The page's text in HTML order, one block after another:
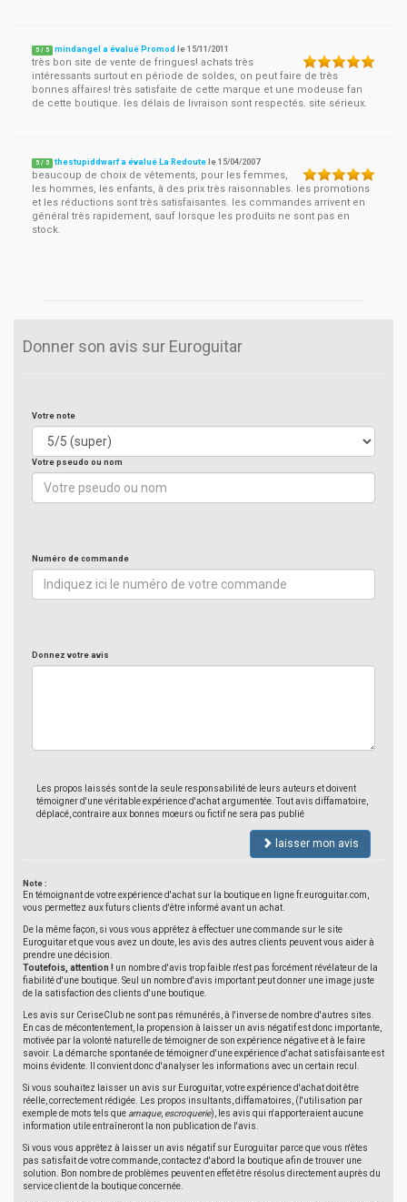
5 / 5 mindangel a évalué Promod le15/11/2011
très bon site de vente de fringues! achats très
intéressants surtout en période de soldes, on peut faire de très
bonnes affaires! très satisfaite de cette marque et une modeuse fan
de cette boutique. les délais de livraison sont respectés. site sérieux.
5 / 5 thestupiddwarf a évalué La Redoute le15/04/2007
beaucoup de choix de vêtements, pour les femmes,
les hommes, les enfants, à des prix très raisonnables. les promotions
et les réductions sont très satisfaisantes. les commandes arrivent en
général très rapidement, sauf lorsque les produits ne sont pas en
stock.
Donner son avis sur Euroguitar
Votre note
Votre pseudo ou nom
Numéro de commande
Donnez votre avis
Les propos laissés sont de la seule responsabilité de leurs auteurs et doivent
témoigner d'une véritable expérience d'achat argumentée. Tout avis diffamatoire,
déplacé, contraire aux bonnes moeurs ou fictif ne sera pas publié
laisser mon avis
Note :
En témoignant de votre expérience d'achat sur la boutique en ligne fr.euroguitar.com,
vous permettez aux futurs clients d'être informé avant un achat.
De la même façon, si vous vous apprêtez à effectuer une commande sur le site
Euroguitar et que vous avez un doute, les avis des autres clients peuvent vous aider à
prendre une décision.
Toutefois, attention ! un nombre d'avis trop faible n'est pas forcément révélateur de la
fiabilité d'une boutique. Seul un nombre d'avis important peut donner une image juste
de la satisfaction des clients d'une boutique.
Les avis sur CeriseClub ne sont pas rémunérés, à l'inverse de nombre d'autres sites.
En cas de mécontentement, la propension à laisser un avis négatif est donc importante,
motivée par la volonté naturelle de témoigner de son expérience négative et à le faire
savoir. La démarche spontanée de témoigner d'une expérience d'achat satisfaisante est
moins évidente. Il convient donc d'analyser les informations avec un certain recul.
Si vous souhaitez laisser un avis sur Euroguitar, votre expérience d'achat doit être
réelle, correctement rédigée. Les propos insultants, diffamatoires, (l'utilisation par
exemple de mots tels que arnaque, escroquerie), les avis qui n'apporteraient aucune
information utile entraîneront la non publication de l'avis.
Si vous vous apprêtez à laisser un avis négatif sur Euroguitar parce que vous n'êtes
pas satisfait de votre commande, contactez d'abord la boutique afin de trouver une
solution. Bon nombre de problèmes peuvent en effet être résolus directement auprès du
service client de la boutique concernée.